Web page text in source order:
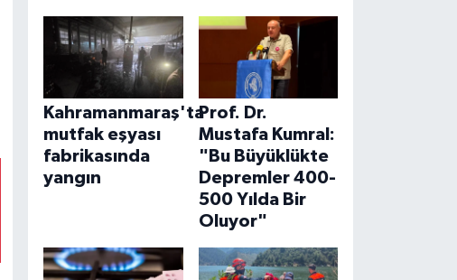
Kahramanmaraş'ta
mutfak eşyası
fabrikasında
yangın
Prof. Dr.
Mustafa Kumral:
"Bu Büyüklükte
Depremler 400-
500 Yılda Bir
Oluyor"